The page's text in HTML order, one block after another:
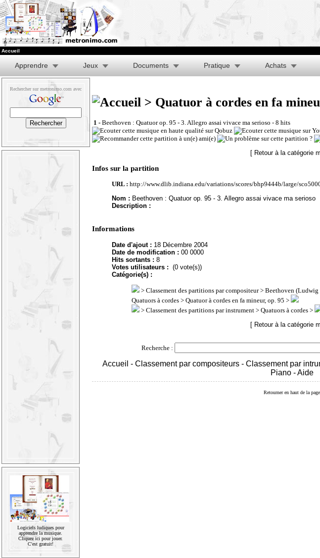
Accueil
Apprendre Jeux Documents Pratique Achats
Rechercher sur metronimo.com avec
Logiciels ludiques pour
apprendre la musique.
Cliquez ici pour jouer.
C'est gratuit!
> Quatuor à cordes en fa
1 - Beethoven : Quatuor op. 95 - 3. Allegro assai vivace ma serioso - 8 hits
[ Retour à la catégorie
Infos sur la partition
URL : http://www.dlib.indiana.edu/variations/scores/bhp9444b/large/
Nom : Beethoven : Quatuor op. 95 - 3. Allegro assai vivace ma serioso
Description :
Informations
Date d'ajout : 18 Décembre 2004
Date de modification : 00 0000
Hits sortants : 8
Votes utilisateurs : (0 vote(s))
Catégorie(s) :
> Classement des partitions par compositeur> Beethoven
Quatuors à cordes > Quatuor à cordes en fa mineur, op. 95 >
> Classement des partitions par instrument > Quatuors à cordes >
[ Retour à la catégorie
Recherche :
Accueil - Classement par compositeurs - Classement par
Piano-Aide
Retourner en haut de la page